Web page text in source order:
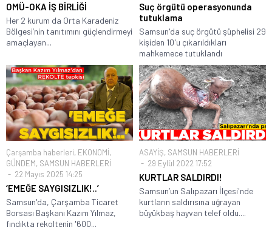
OMÜ-OKA İŞ BİRLİĞİ
Her 2 kurum da Orta Karadeniz
Bölgesi’nin tanıtımını güçlendirmeyi
amaçlayan...
Suç örgütü operasyonunda
tutuklama
Samsun'da suç örgütü şüphelisi 29
kişiden 10'u çıkarıldıkları
mahkemece tutuklandı
Çarşamba haberleri, EKONOMİ,
GÜNDEM, SAMSUN HABERLERİ
22 Mayıs 2025 14:25
‘EMEĞE SAYGISIZLIK!..’
Samsun'da, Çarşamba Ticaret
Borsası Başkanı Kazım Yılmaz,
fındıkta rekoltenin '600...
ASAYİŞ, SAMSUN HABERLERİ
29 Eylül 2022 17:52
KURTLAR SALDIRDI!
Samsun’un Salıpazarı İlçesi'nde
kurtların saldırısına uğrayan
büyükbaş hayvan telef oldu....